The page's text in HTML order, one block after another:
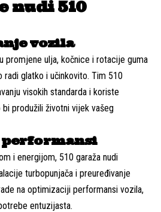
nudi 510
vozila
promjene ulja, kočnice i rotacije guma
radi glatko i učinkovito. Tim 510
visokih standarda i koriste
produžili životni vijek vašeg
performansi
i energijom, 510 garaža nudi
turbopunjača i preuređivanje
na optimizaciji performansi vozila,
entuzijasta.